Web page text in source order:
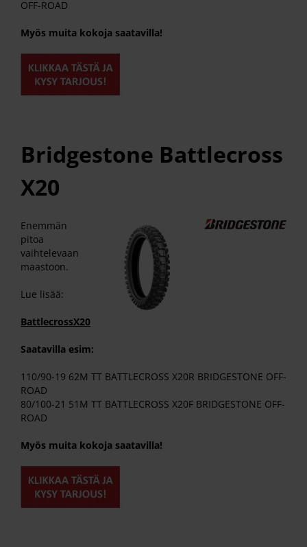
OFF-ROAD
Myös muita kokoja saatavilla!
Bridgestone Battlecross
X20
Enemmän
pitoa
vaihtelevaan
maastoon.
Lue lisää:
BattlecrossX20
Saatavilla esim:
110/90-19 62M TT BATTLECROSS X20R BRIDGESTONE OFF-
ROAD
80/100-21 51M TT BATTLECROSS X20F BRIDGESTONE OFF-
ROAD
Myös muita kokoja saatavilla!